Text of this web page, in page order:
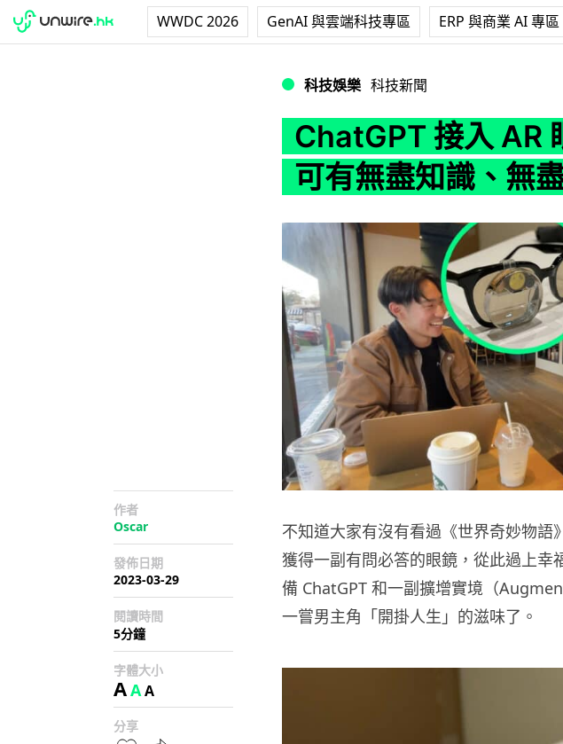
WWDC 2026 GenAI 與雲端科技專區 ERP 與商業 AI 專區
科技娛樂 科技新聞
ChatGPT 接入 AR
可有無盡知識、無
作者
Oscar
發佈日期
2023-03-29
閱讀時間
5分鐘
字體大小
AAA
分享
不知道大家有沒有看過《世界奇妙物語
獲得一副有問必答的眼鏡，從此過上幸
備 ChatGPT 和一副擴增實境（
一嘗男主角「開掛人生」的滋味了。